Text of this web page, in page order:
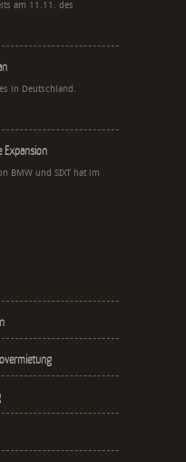
am 11.11. des
in Deutschland.
Expansion
BMW und SIXT hat im